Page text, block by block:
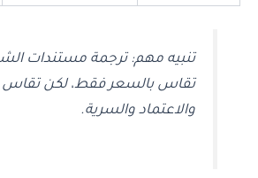
تنبيه مهم: ترجمة مستندات
تقاس بالسعر فقط، لكن تقاس
والاعتماد والسرية.